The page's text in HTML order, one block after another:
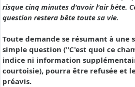
risque cinq minutes d'avoir l'air bête.
question restera bête toute sa vie.
Toute demande se résumant à une
simple question ("C'est quoi ce
indice ni information
courtoisie), pourra être refusée et
préavis.